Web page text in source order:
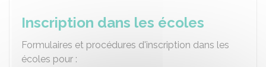
Inscription dans les écoles
Formulaires et procédures d'inscription dans les
écoles pour :